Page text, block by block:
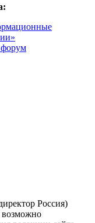
Россия)
возможно